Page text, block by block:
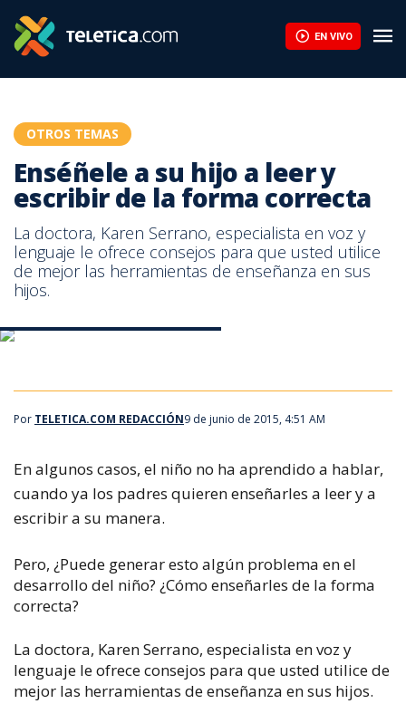
EN VIVO
OTROS TEMAS
Enséñele a su hijo a leer y
escribir de la forma correcta
La doctora, Karen Serrano, especialista en voz y
lenguaje le ofrece consejos para que usted utilice
de mejor las herramientas de enseñanza en sus
hijos.
Por TELETICA.COM REDACCIÓN9 de junio de 2015, 4:51 AM
En algunos casos, el niño no ha aprendido a hablar,
cuando ya los padres quieren enseñarles a leer y a
escribir a su manera.
Pero, ¿Puede generar esto algún problema en el
desarrollo del niño? ¿Cómo enseñarles de la forma
correcta?
La doctora, Karen Serrano, especialista en voz y
lenguaje le ofrece consejos para que usted utilice de
mejor las herramientas de enseñanza en sus hijos.